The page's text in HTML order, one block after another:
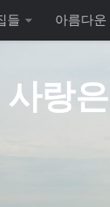
들 아름다운
랑